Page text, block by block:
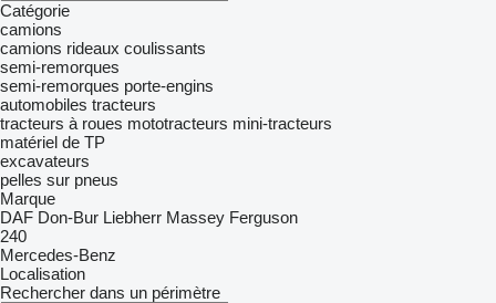
Catégorie
camions
camions rideaux coulissants
semi-remorques
semi-remorques porte-engins
automobiles tracteurs
tracteurs à roues mototracteurs mini-tracteurs
matériel de TP
excavateurs
pelles sur pneus
Marque
DAF Don-Bur Liebherr Massey Ferguson
240
Mercedes-Benz
Localisation
Rechercher dans un périmètre